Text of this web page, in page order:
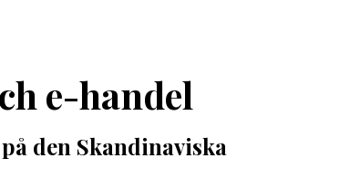
e-handel
den Skandinaviska